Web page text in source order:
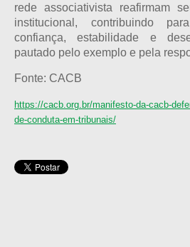
rede associativista reafirmam
institucional, contribuindo
confiança, estabilidade e
pautado pelo exemplo e pela
Fonte: CACB
https://cacb.org.br/manifesto-da-cacb-
de-conduta-em-tribunais/